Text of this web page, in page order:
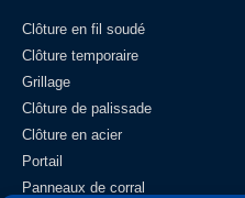
Clôture en fil soudé
Clôture temporaire
Grillage
Clôture de palissade
Clôture en acier
Portail
Panneaux de corral